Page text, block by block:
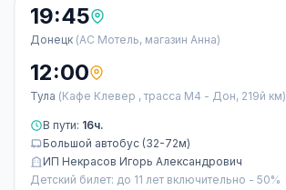
19:45
Донецк (АС Мотель, магазин Анна)
12:00
Тула (Кафе Клевер , трасса М4 - Дон, 219й км)
В пути: 16ч.
Большой автобус (32-72м)
ИП Некрасов Игорь Александрович
Детский билет: до 11 лет включительно - 50%